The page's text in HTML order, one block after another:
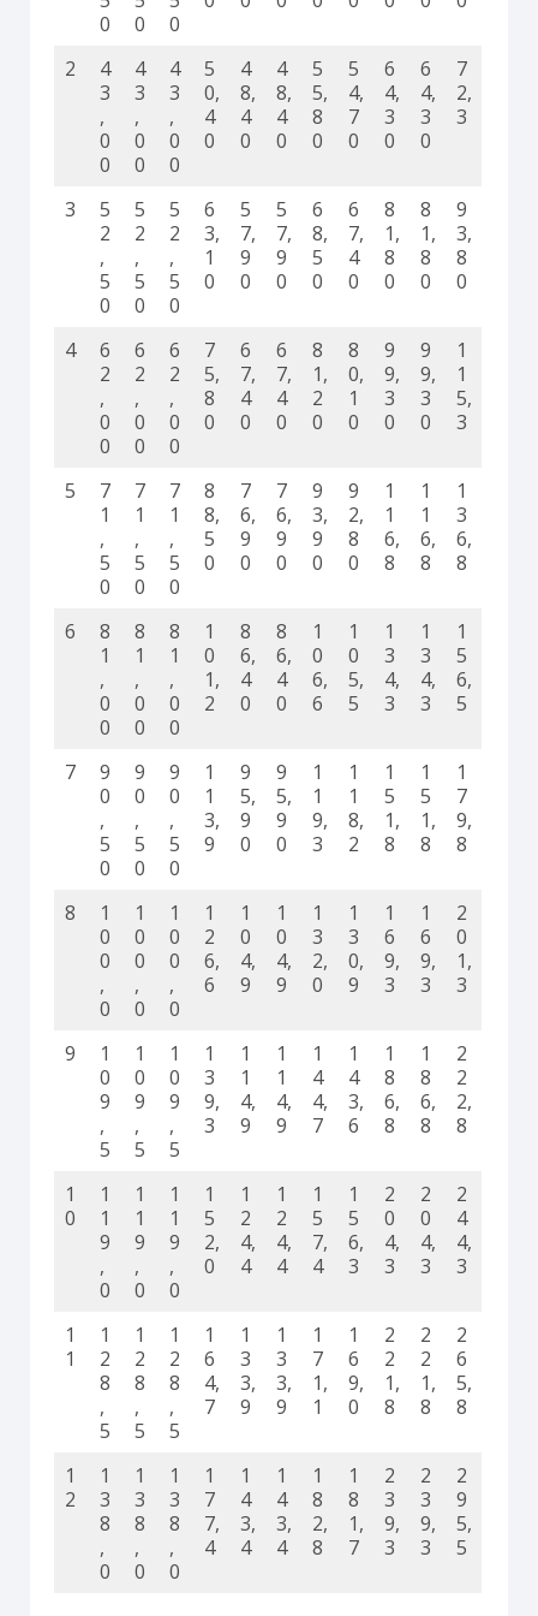
0
0
0
2
4
3
,
0
0
4
3
,
0
0
4
3
,
0
0
5
0,
4
0
4
8,
4
0
4
8,
4
0
5
5,
8
0
5
4,
7
0
6
4,
3
0
6
4,
3
0
7
2,
3
3
5
2
,
5
0
5
2
,
5
0
5
2
,
5
0
6
3,
1
0
5
7,
9
0
5
7,
9
0
6
8,
5
0
6
7,
4
0
8
1,
8
0
8
1,
8
0
9
3,
8
0
4
6
2
,
0
0
6
2
,
0
0
6
2
,
0
0
7
5,
8
0
6
7,
4
0
6
7,
4
0
8
1,
2
0
8
0,
1
0
9
9,
3
0
9
9,
3
0
1
1
5,
3
5
7
1
,
5
0
7
1
,
5
0
7
1
,
5
0
8
8,
5
0
7
6,
9
0
7
6,
9
0
9
3,
9
0
9
2,
8
0
1
1
6,
8
1
1
6,
8
1
3
6,
8
6
8
1
,
0
0
8
1
,
0
0
8
1
,
0
0
1
0
1,
2
8
6,
4
0
8
6,
4
0
1
0
6,
6
1
0
5,
5
1
3
4,
3
1
3
4,
3
1
5
6,
5
7
9
0
,
5
0
9
0
,
5
0
9
0
,
5
0
1
1
3,
9
9
5,
9
0
9
5,
9
0
1
1
9,
3
1
1
8,
2
1
5
1,
8
1
5
1,
8
1
7
9,
8
8
1
0
0
,
0
1
0
0
,
0
1
0
0
,
0
1
2
6,
6
1
0
4,
9
1
0
4,
9
1
3
2,
0
1
3
0,
9
1
6
9,
3
1
6
9,
3
2
0
1,
3
9
1
0
9
,
5
1
0
9
,
5
1
0
9
,
5
1
3
9,
3
1
1
4,
9
1
1
4,
9
1
4
4,
7
1
4
3,
6
1
8
6,
8
1
8
6,
8
2
2
2,
8
1
0
1
1
9
,
0
1
1
9
,
0
1
1
9
,
0
1
5
2,
0
1
2
4,
4
1
2
4,
4
1
5
7,
4
1
5
6,
3
2
0
4,
3
2
0
4,
3
2
4
4,
3
1
1
1
2
8
,
5
1
2
8
,
5
1
2
8
,
5
1
6
4,
7
1
3
3,
9
1
3
3,
9
1
7
1,
1
1
6
9,
0
2
2
1,
8
2
2
1,
8
2
6
5,
8
1
2
1
3
8
,
0
1
3
8
,
0
1
3
8
,
0
1
7
7,
4
1
4
3,
4
1
4
3,
4
1
8
2,
8
1
8
1,
7
2
3
9,
3
2
3
9,
3
2
9
5,
5